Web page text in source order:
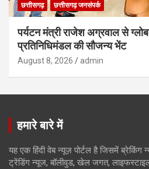
छत्तीसगढ़ छत्तीसगढ़ जनसंपर्क
पर्यटन मंत्री राजेश अग्रवाल से
प्रतिनिधिमंडल की सौजन्य भेंट
August 8, 2026 admin
हमारे बारे में
यह एक हिंदी वेब न्यूज़ पोर्टल है जिसमें ब्रेकिंग
ट्रेंडिंग न्यूज, बॉलीवुड, खेल जगत,